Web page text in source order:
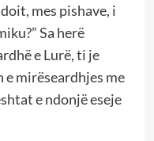
mes pishave, i
Sa herë
e Lurë, ti je
mirëseardhjes me
e ndonjë eseje